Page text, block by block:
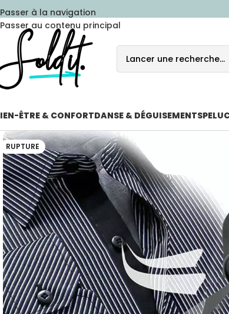
Passer à la navigation
Passer au contenu principal
ÊTRE & CONFORTDANSE & DÉGUISEMENTS
RUPTURE